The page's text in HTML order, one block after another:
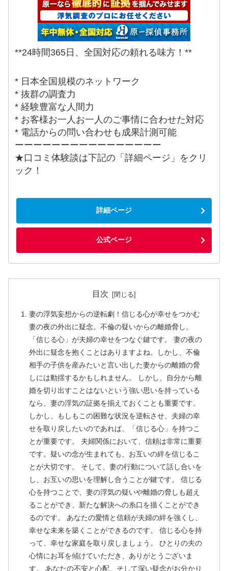
**24時間365日、全国対応の頼れる味方！**
* 日本全国規模のネットワーク
* 抜群の調査力
* 経験豊富な人間力
* お客様お一人お一人のご事情に合わせた対応
* 電話からの問い合わせも成果計測可能
ーーーーーーーーーーーーーーーー
★口コミ体験談は下記の「詳細ページ」をクリ
ック！
詳細ページ
公式ページ
目次
妻の浮気妄想からの逆転劇！信じる心が幸せをつかむ
妻の夜の外出に疑念。不倫の疑いからの離婚脅し。
「信じる心」が夫婦の幸せをつなぐ鍵です。 妻の夜の
外出に疑念を抱くことはありますよね。しかし、不倫
相手の子供を産みたいと言い出した妻からの離婚の脅
しには動揺するかもしれません。 しかし、自分から離
婚を切り出すことはないという強い思いを持っている
なら、妻の浮気の証拠を揃えておくことも重要です。
しかし、もしもこの困難な状況を逆転させ、夫婦の幸
せを取り戻したいのであれば、「信じる心」を持つこ
とが重要です。 夫婦関係において、信頼は非常に重要
です。疑いの念が生まれても、お互いの絆を信じるこ
とが大切です。 そして、妻の行動について話し合いを
し、お互いの思いを理解し合うことが鍵です。 信じる
心を持つことで、妻の浮気の疑いや離婚の脅しも超え
ることができ、新たな解決への糸口を描くことができ
るのです。 あなたの愛情と信頼が夫婦の絆を強くし、
幸せな未来を築くことができるのです。 信じる心を持
って、幸せな家庭を取り戻しましょう。 ひとりの夫の
心情にお耳を傾けていただき、ありがとうございま
す。 あなたの不安と心配、そして深い疑念がお分かり